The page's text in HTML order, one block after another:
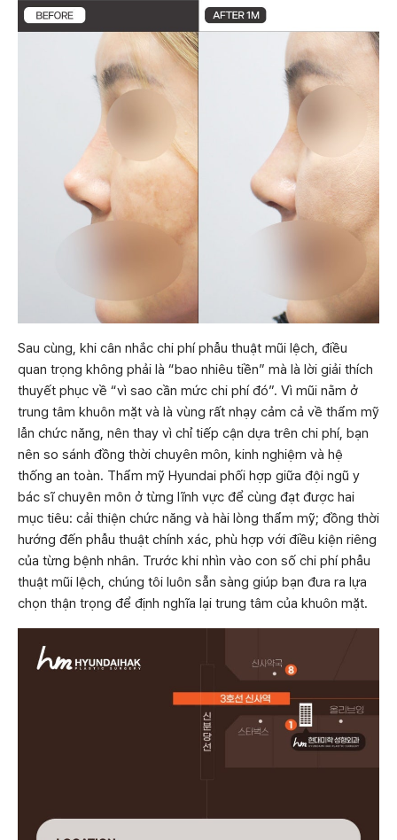
Sau cùng, khi cân nhắc chi phí phẫu thuật mũi lệch, điều
quan trọng không phải là “bao nhiêu tiền” mà là lời giải thích
thuyết phục về “vì sao cần mức chi phí đó”. Vì mũi nằm ở
trung tâm khuôn mặt và là vùng rất nhạy cảm cả về thẩm mỹ
lẫn chức năng, nên thay vì chỉ tiếp cận dựa trên chi phí, bạn
nên so sánh đồng thời chuyên môn, kinh nghiệm và hệ
thống an toàn. Thẩm mỹ Hyundai phối hợp giữa đội ngũ y
bác sĩ chuyên môn ở từng lĩnh vực để cùng đạt được hai
mục tiêu: cải thiện chức năng và hài lòng thẩm mỹ; đồng thời
hướng đến phẫu thuật chính xác, phù hợp với điều kiện riêng
của từng bệnh nhân. Trước khi nhìn vào con số chi phí phẫu
thuật mũi lệch, chúng tôi luôn sẵn sàng giúp bạn đưa ra lựa
chọn thận trọng để định nghĩa lại trung tâm của khuôn mặt.